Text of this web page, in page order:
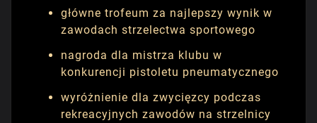
główne trofeum za najlepszy wynik w
zawodach strzelectwa sportowego
nagroda dla mistrza klubu w
konkurencji pistoletu pneumatycznego
wyróżnienie dla zwycięzcy podczas
rekreacyjnych zawodów na strzelnicy